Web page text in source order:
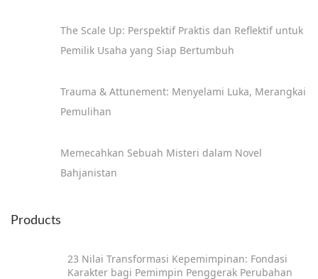
The Scale Up: Perspektif Praktis dan Reflektif untuk
Pemilik Usaha yang Siap Bertumbuh
Trauma & Attunement: Menyelami Luka, Merangkai
Pemulihan
Memecahkan Sebuah Misteri dalam Novel
Bahjanistan
Products
23 Nilai Transformasi Kepemimpinan: Fondasi
Karakter bagi Pemimpin Penggerak Perubahan